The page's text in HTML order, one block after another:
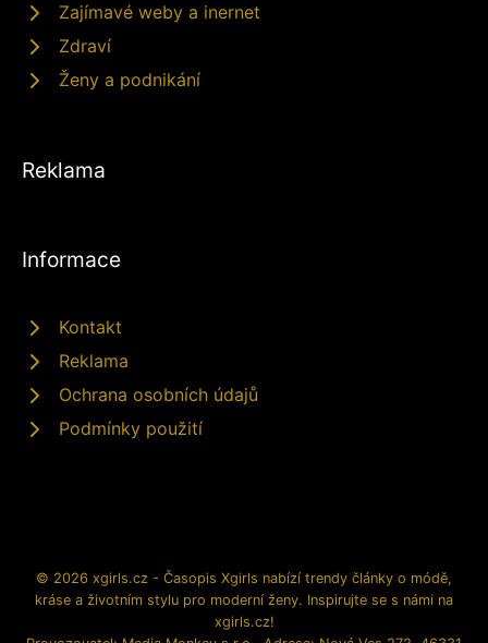
Zajímavé weby a inernet
Zdraví
Ženy a podnikání
Reklama
Informace
Kontakt
Reklama
Ochrana osobních údajů
Podmínky použití
© 2026 xgirls.cz - Časopis Xgirls nabízí trendy články o módě,
kráse a životním stylu pro moderní ženy. Inspirujte se s námi na
xgirls.cz!